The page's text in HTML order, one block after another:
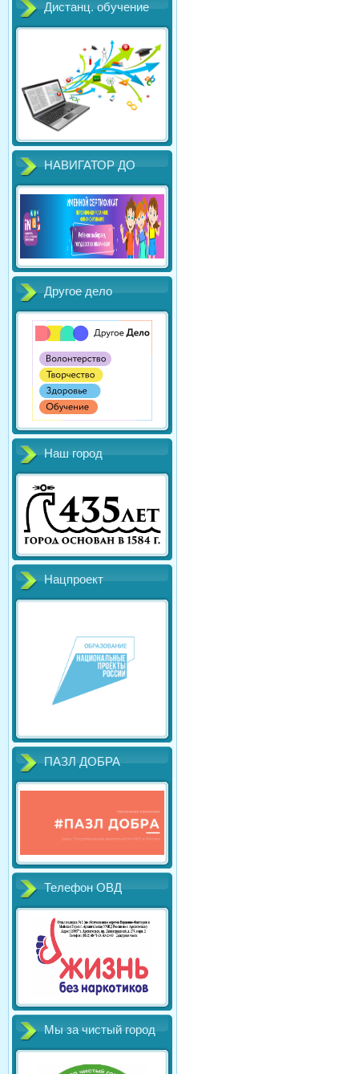
Дистанц. обучение
НАВИГАТОР ДО
Другое дело
Наш город
Нацпроект
ПАЗЛ ДОБРА
Телефон ОВД
Мы за чистый город